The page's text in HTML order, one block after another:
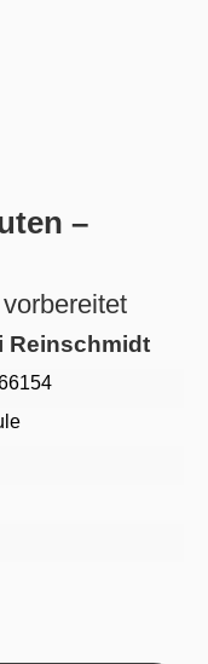
–
Reinschmidt